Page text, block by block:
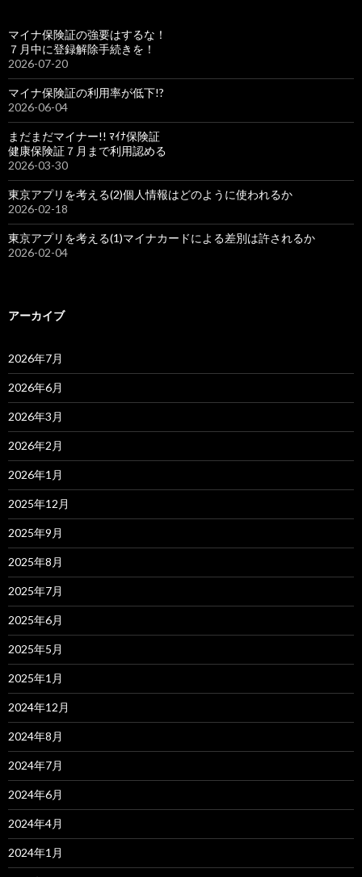
マイナ保険証の強要はするな！
７月中に登録解除手続きを！
2026-07-20
マイナ保険証の利用率が低下!?
2026-06-04
まだまだマイナー!! ﾏｲﾅ保険証
健康保険証７月まで利用認める
2026-03-30
東京アプリを考える(2)個人情報はどのように使われるか
2026-02-18
東京アプリを考える(1)マイナカードによる差別は許されるか
2026-02-04
アーカイブ
2026年7月
2026年6月
2026年3月
2026年2月
2026年1月
2025年12月
2025年9月
2025年8月
2025年7月
2025年6月
2025年5月
2025年1月
2024年12月
2024年8月
2024年7月
2024年6月
2024年4月
2024年1月